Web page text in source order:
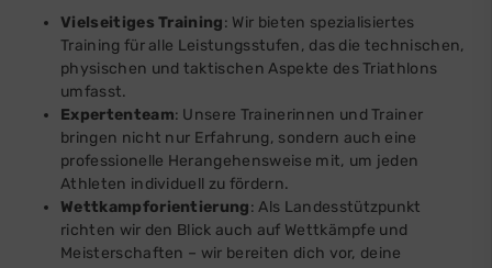
Vielseitiges Training: Wir bieten spezialisiertes
Training für alle Leistungsstufen, das die technischen,
physischen und taktischen Aspekte des Triathlons
umfasst.
Expertenteam: Unsere Trainerinnen und Trainer
bringen nicht nur Erfahrung, sondern auch eine
professionelle Herangehensweise mit, um jeden
Athleten individuell zu fördern.
Wettkampforientierung: Als Landesstützpunkt
richten wir den Blick auch auf Wettkämpfe und
Meisterschaften – wir bereiten dich vor, deine